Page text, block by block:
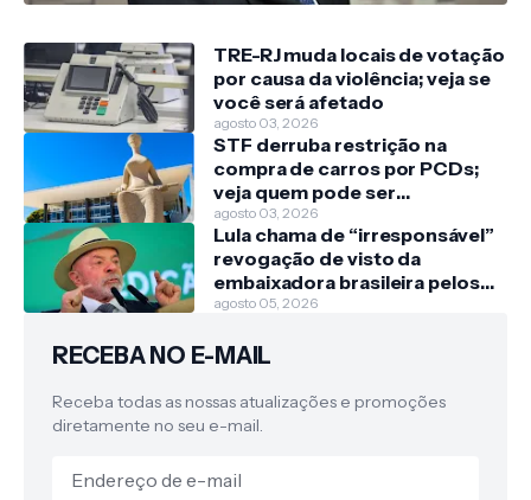
TRE-RJ muda locais de votação
por causa da violência; veja se
você será afetado
agosto 03, 2026
STF derruba restrição na
compra de carros por PCDs;
veja quem pode ser
beneficiado
agosto 03, 2026
Lula chama de “irresponsável”
revogação de visto da
embaixadora brasileira pelos
EUA
agosto 05, 2026
RECEBA NO E-MAIL
Receba todas as nossas atualizações e promoções
diretamente no seu e-mail.